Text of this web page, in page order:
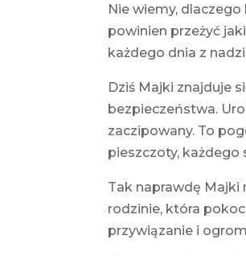
Nie wiemy, dlaczego
powinien przeżyć
każdego dnia z
Dziś Majki znajduje
bezpieczeństwa.
zaczipowany. To
pieszczoty, każdego
Tak naprawdę Majki
rodzinie, która
przywiązanie i